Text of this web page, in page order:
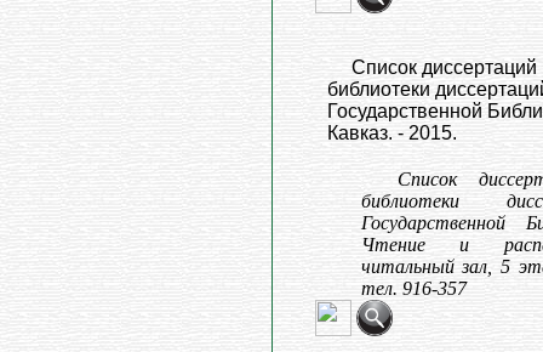
Список диссертаций
библиотеки
Государственной
Кавказ. - 2015.
Список
библиотеки
Государственной
Чтение и
читальный зал, 5
тел. 916-357